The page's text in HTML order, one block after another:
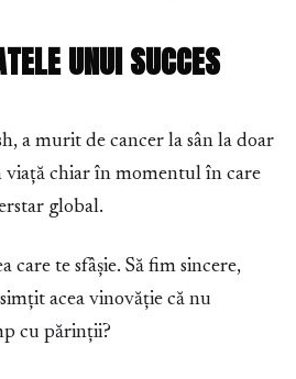
UNUI SUCCES
a murit de cancer la sân la doar
viață chiar în momentul în care
global.
care te sfâșie. Să fim sincere,
acea vinovăție că nu
cu părinții?